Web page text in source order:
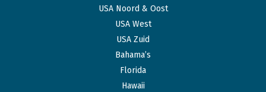
USA Noord & Oost
USA West
USA Zuid
Bahama’s
Florida
Hawaii